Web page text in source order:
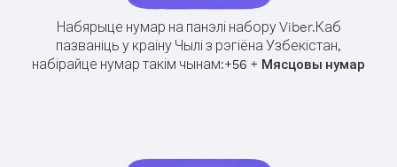
Набярыце нумар на панэлі набору Viber.Каб
пазваніць у краіну Чылі з рэгіёна Узбекістан,
набірайце нумар такім чынам:+56 + Мясцовы нумар